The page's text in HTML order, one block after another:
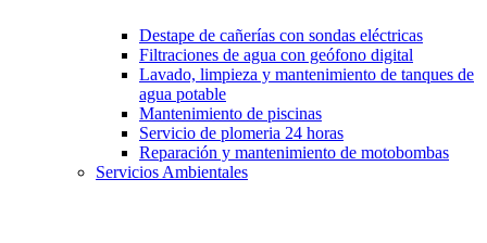
Destape de cañerías con sondas eléctricas
Filtraciones de agua con geófono digital
Lavado, limpieza y mantenimiento de tanques de
agua potable
Mantenimiento de piscinas
Servicio de plomeria 24 horas
Reparación y mantenimiento de motobombas
Servicios Ambientales